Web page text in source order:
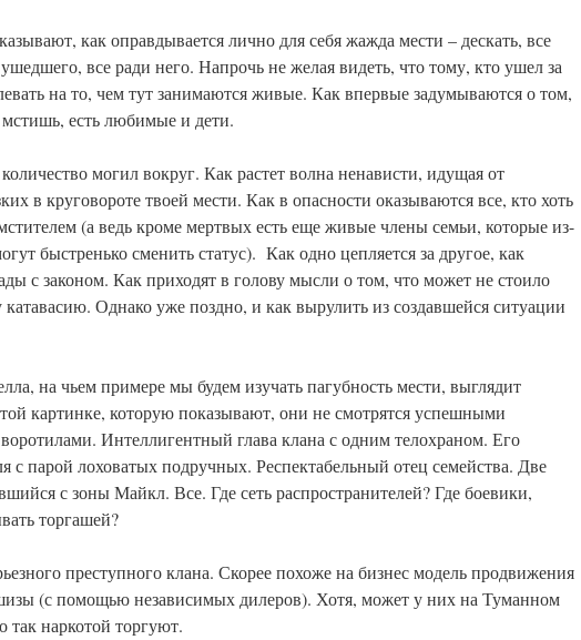
как оправдывается лично для себя жажда мести – дескать, все
все ради него. Напрочь не желая видеть, что тому, кто ушел за
на то, чем тут занимаются живые. Как впервые задумываются о том,
есть любимые и дети.
количество могил вокруг. Как растет волна ненависти, идущая от
в круговороте твоей мести. Как в опасности оказываются все, кто хоть
(а ведь кроме мертвых есть еще живые члены семьи, которые из-
быстренько сменить статус). Как одно цепляется за другое, как
с законом. Как приходят в голову мысли о том, что может не стоило
катавасию. Однако уже поздно, и как вырулить из создавшейся ситуации
на чьем примере мы будем изучать пагубность мести, выглядит
картинке, которую показывают, они не смотрятся успешными
Интеллигентный глава клана с одним телохраном. Его
с парой лоховатых подручных. Респектабельный отец семейства. Две
с зоны Майкл. Все. Где сеть распространителей? Где боевики,
торгашей?
преступного клана. Скорее похоже на бизнес модель продвижения
(с помощью независимых дилеров). Хотя, может у них на Туманном
наркотой торгуют.